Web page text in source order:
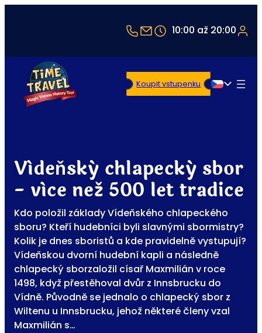
+43 1 5321514
office@timetravel-
10:00 až 20:00
Čeština
Koupit vstupenku
Vídeňský chlapecký sbor
- více než 500 let tradice
Kdo položil základy Vídeňského chlapeckého
sboru? Kteří hudebníci byli slavnými sbormistry?
Kolik je dnes sboristů a kde pravidelně vystupují?
Vídeňskou dvorní hudební kapli a následně
chlapecký sborzaložil císař Maxmilián v roce
1498, když přestěhoval dvůr z Innsbrucku do
Vídně. Původně se jednalo o chlapecký sbor z
Wiltenu u Innsbrucku, jehož některé členy vzal
Maxmilián s…